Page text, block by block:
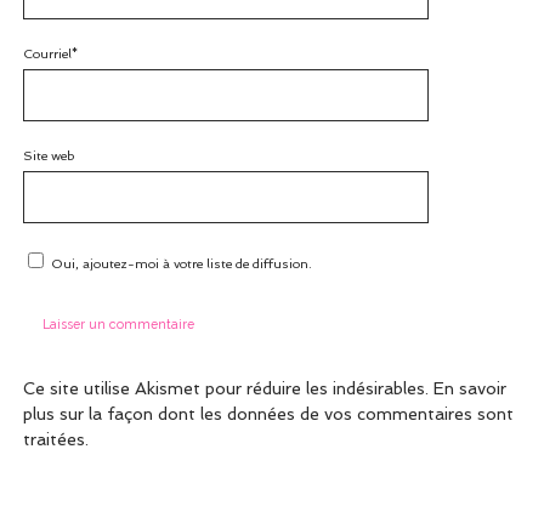
Courriel*
Site web
Oui, ajoutez-moi à votre liste de diffusion.
Ce site utilise Akismet pour réduire les indésirables. En savoir
plus sur la façon dont les données de vos commentaires sont
traitées.